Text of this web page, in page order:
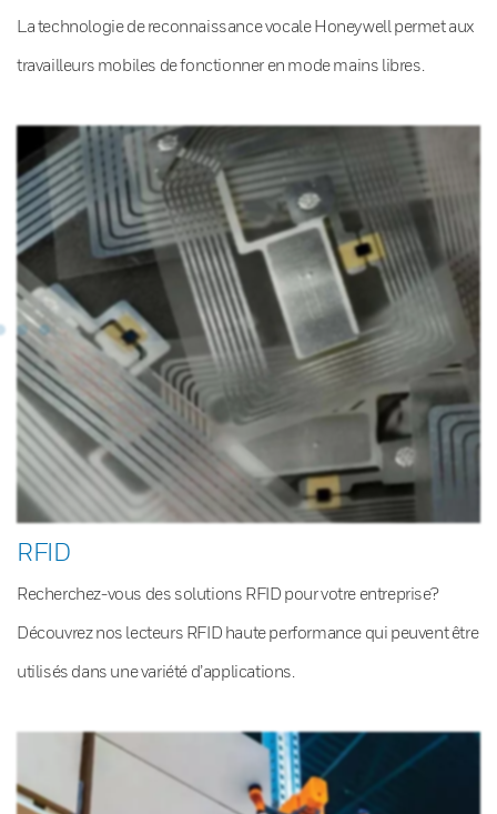
La technologie de reconnaissance vocale Honeywell permet aux
travailleurs mobiles de fonctionner en mode mains libres.
RFID
Recherchez-vous des solutions RFID pour votre entreprise?
Découvrez nos lecteurs RFID haute performance qui peuvent être
utilisés dans une variété d’applications.